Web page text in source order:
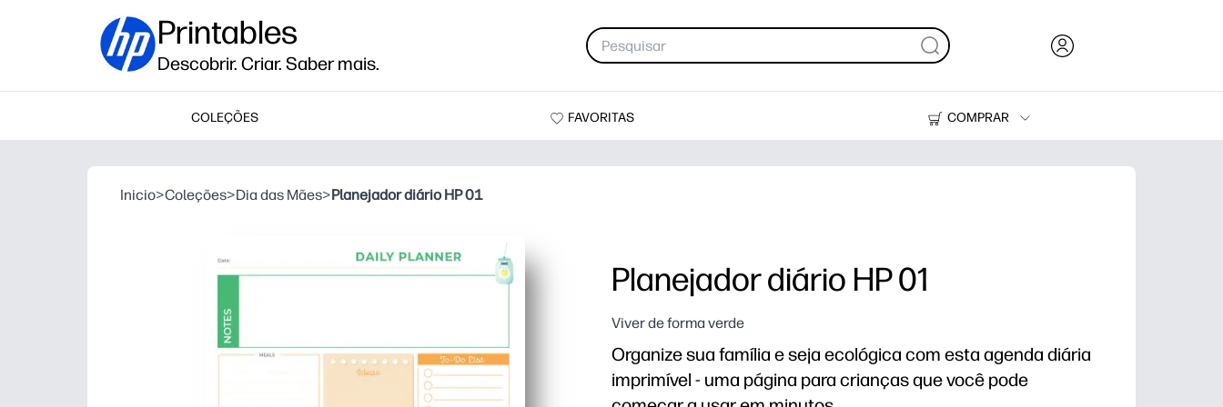
Printables
Descobrir. Criar. Saber mais.
COLEÇÕES FAVORITAS
COMPRAR
Suprimentos
Inicio>Coleções>Dia das Mães>Planejador diário HP 01
Planejador diário HP 01
Viver de forma verde
Organize sua família e seja ecológica com esta agenda diária
imprimível - uma página para crianças que você pode